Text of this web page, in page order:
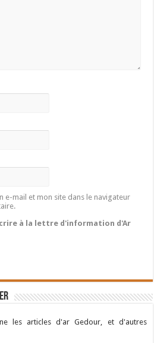
e-mail et mon site dans le navigateur
à la lettre d'information d'Ar
les articles d'ar Gedour, et d'autres